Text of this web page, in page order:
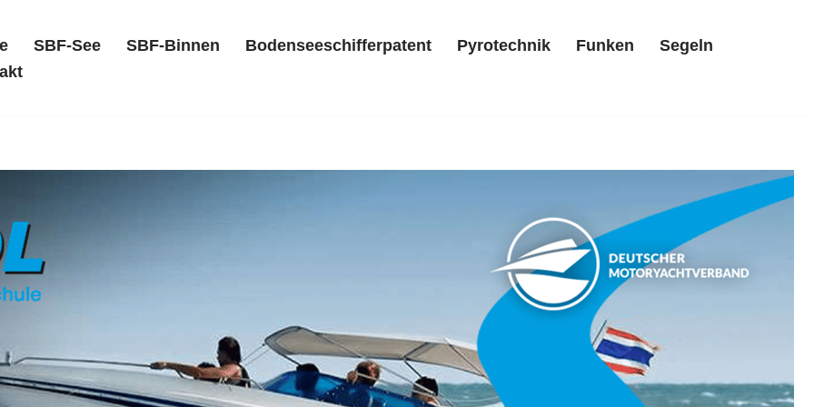
SBF-See SBF-Binnen Bodenseeschifferpatent Pyrotechnik Funken
Segeln